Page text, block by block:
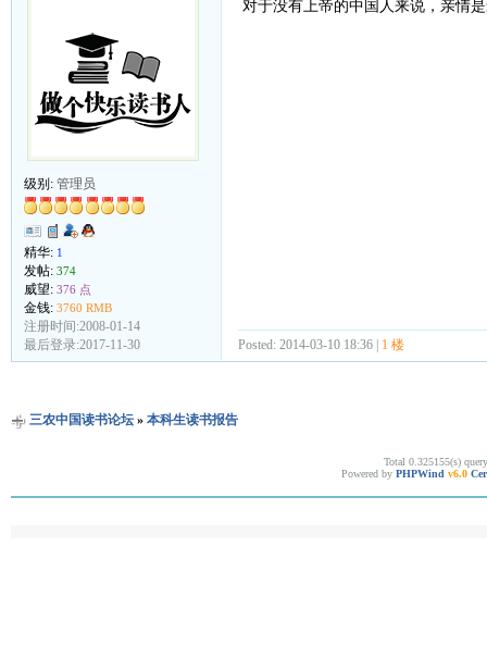
级别: 管理员
精华: 1
发帖: 374
威望: 376 点
金钱: 3760 RMB
注册时间:2008-01-14
最后登录:2017-11-30
对于没有上帝的中国人来说，亲情
Posted: 2014-03-10 18:36 | 1 楼
三农中国读书论坛» 本科生读书报告
Total 0.325155(s)
Powered by PHPWind v6.0